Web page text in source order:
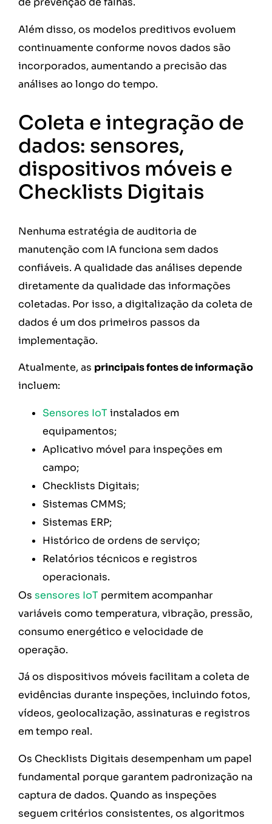
Além disso, os modelos preditivos evoluem
continuamente conforme novos dados são
incorporados, aumentando a precisão das
análises ao longo do tempo.
Coleta e integração de
dados: sensores,
dispositivos móveis e
Checklists Digitais
Nenhuma estratégia de auditoria de
manutenção com IA funciona sem dados
confiáveis. A qualidade das análises depende
diretamente da qualidade das informações
coletadas. Por isso, a digitalização da coleta de
dados é um dos primeiros passos da
implementação.
Atualmente, as principais fontes de informação
incluem:
Sensores IoT instalados em
equipamentos;
Aplicativo móvel para inspeções em
campo;
Checklists Digitais;
Sistemas CMMS;
Sistemas ERP;
Histórico de ordens de serviço;
Relatórios técnicos e registros
operacionais.
Os sensores IoT permitem acompanhar
variáveis como temperatura, vibração, pressão,
consumo energético e velocidade de
operação.
Já os dispositivos móveis facilitam a coleta de
evidências durante inspeções, incluindo fotos,
vídeos, geolocalização, assinaturas e registros
em tempo real.
Os Checklists Digitais desempenham um papel
fundamental porque garantem padronização na
captura de dados. Quando as inspeções
seguem critérios consistentes, os algoritmos